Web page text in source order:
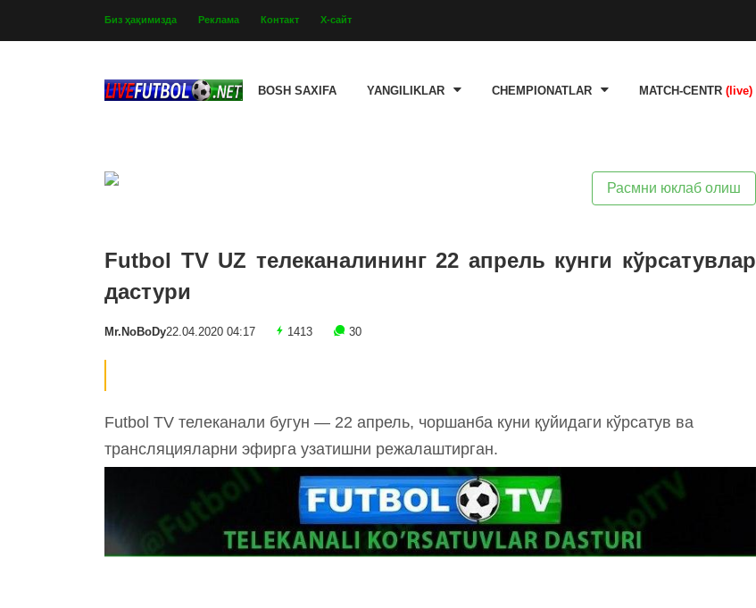
Биз ҳақимизда Реклама Контакт Х-сайт
BOSH SAXIFA YANGILIKLAR CHEMPIONATLAR MATCH-CENTR (live)
Расмни юклаб олиш
Futbol TV UZ телеканалининг 22 апрель кунги кўрсатувлар
дастури
Mr.NoBoDy22.04.2020 04:17 1413 30
Futbol TV телеканали бугун — 22 апрель, чоршанба куни қуйидаги кўрсатув ва
трансляцияларни эфирга узатишни режалаштирган.